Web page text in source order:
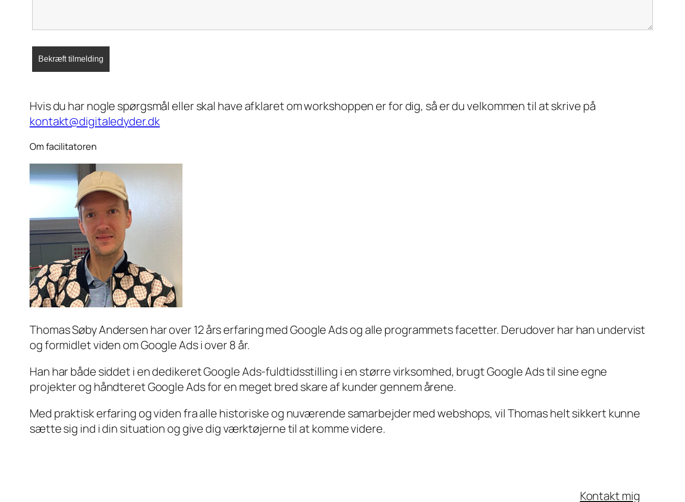
Hvis du har nogle spørgsmål eller skal have afklaret om workshoppen er for dig, så er du velkommen til at skrive på
kontakt@digitaledyder.dk
Om facilitatoren
Thomas Søby Andersen har over 12 års erfaring med Google Ads og alle programmets facetter. Derudover har han undervist
og formidlet viden om Google Ads i over 8 år.
Han har både siddet i en dedikeret Google Ads-fuldtidsstilling i en større virksomhed, brugt Google Ads til sine egne
projekter og håndteret Google Ads for en meget bred skare af kunder gennem årene.
Med praktisk erfaring og viden fra alle historiske og nuværende samarbejder med webshops, vil Thomas helt sikkert kunne
sætte sig ind i din situation og give dig værktøjerne til at komme videre.
Kontakt mig